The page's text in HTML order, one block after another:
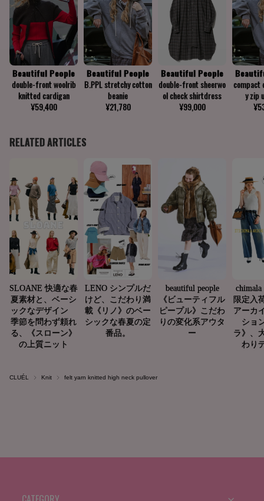
CLUÉL Knit felt yarn knitted high neck pullover